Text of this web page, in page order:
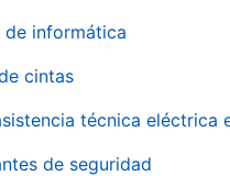
de informática
cintas
técnica eléctrica
de seguridad